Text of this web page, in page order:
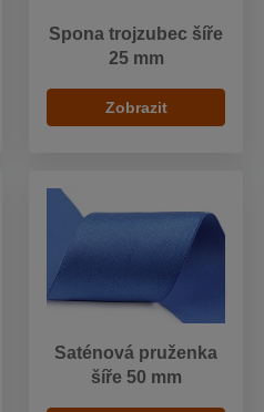
Spona trojzubec šíře
25 mm
Zobrazit
Saténová pruženka
šíře 50 mm